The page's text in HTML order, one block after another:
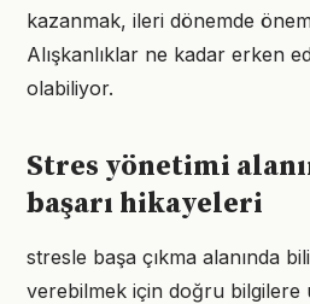
kazanmak, ileri dönemde
Alışkanlıklar ne kadar erken
olabiliyor.
Stres yönetimi
başarı hikayeleri
stresle başa çıkma alanında
verebilmek için doğru bilgilere